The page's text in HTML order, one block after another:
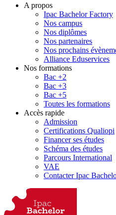
A propos
Ipac Bachelor Factory
Nos campus
Nos diplômes
Nos partenaires
Nos prochains
Alliance Eduservices
Nos formations
Bac +2
Bac +3
Bac +5
Toutes les formations
Accès rapide
Admission
Certifications Qualiopi
Financer ses études
Schéma des études
Parcours International
VAE
Contacter Ipac